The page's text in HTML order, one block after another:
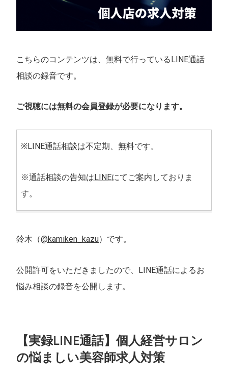
こちらのコンテンツは、無料で行っているLINE通話
相談の録音です。
ご視聴には無料の会員登録が必要になります。
※LINE通話相談は不定期、無料です。
※通話相談の告知はLINEにてご案内しておりま
す。
鈴木（@kamiken_kazu）です。
公開許可をいただきましたので、LINE通話によるお
悩み相談の録音を公開します。
【実録LINE通話】個人経営サロン
の悩ましい美容師求人対策